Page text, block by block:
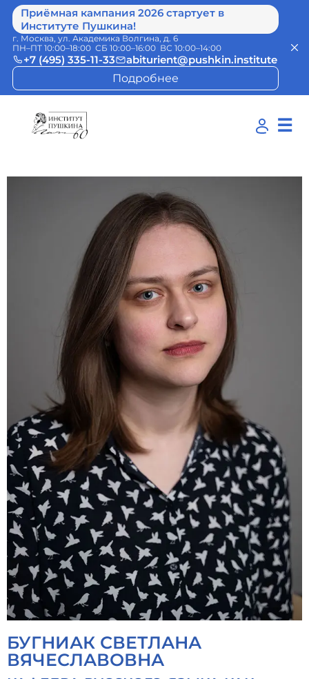
Приёмная кампания 2026 стартует в
Институте Пушкина!
г. Москва, ул. Академика Волгина, д. 6
ПН–ПТ 10:00–18:00 СБ 10:00–16:00 ВС 10:00–14:00
+7 (495) 335-11-33
abiturient@pushkin.institute
Подробнее
☰
БУГНИАК СВЕТЛАНА
ВЯЧЕСЛАВОВНА